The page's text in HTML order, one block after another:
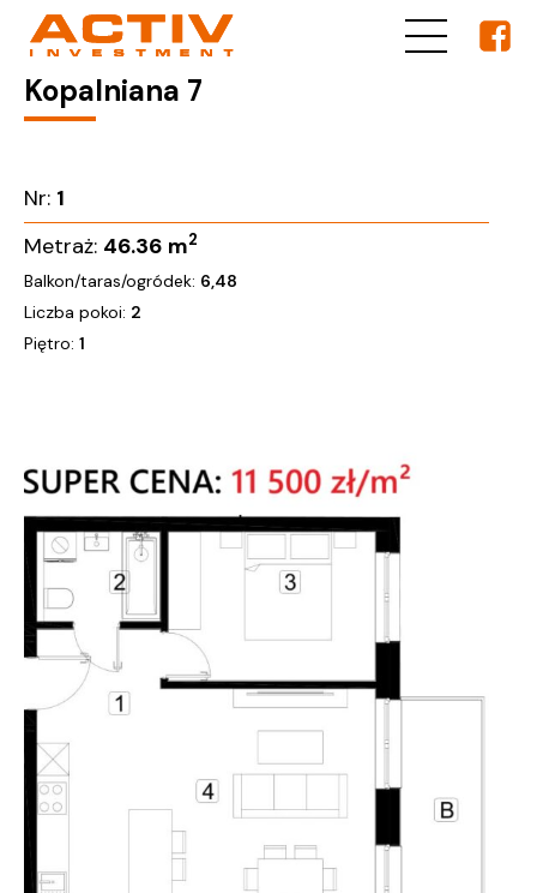
Kopalniana 7
Nr: 1
Metraż: 46.36 m2
Balkon/taras/ogródek: 6,48
Liczba pokoi: 2
Piętro: 1